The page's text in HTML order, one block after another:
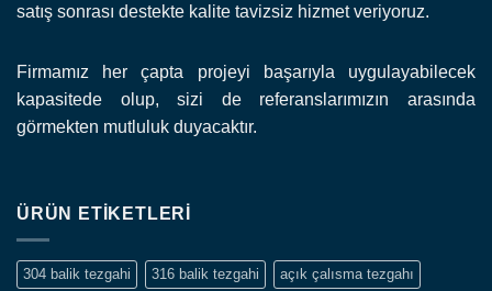
satış sonrası destekte kalite tavizsiz hizmet veriyoruz.
Firmamız her çapta projeyi başarıyla uygulayabilecek
kapasitede olup, sizi de referanslarımızın arasında
görmekten mutluluk duyacaktır.
ÜRÜN ETIKETLERI
304 balik tezgahi 316 balik tezgahi açık çalısma tezgahı